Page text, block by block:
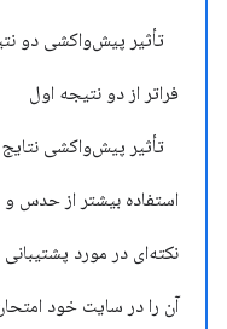
تأثیر پیش‌واکشی دو
فراتر از دو نتیجه اول
تأثیر پیش‌واکشی نتایج
استفاده بیشتر از حدس
نکته‌ای در مورد پشتیبانی
آن را در سایت خود